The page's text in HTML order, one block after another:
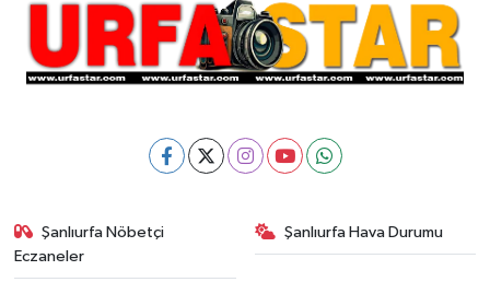
Şanlıurfa Nöbetçi
Eczaneler
Şanlıurfa Hava Durumu